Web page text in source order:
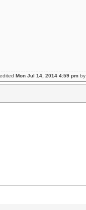
Mon Jul 14, 2014 4:59 pmby